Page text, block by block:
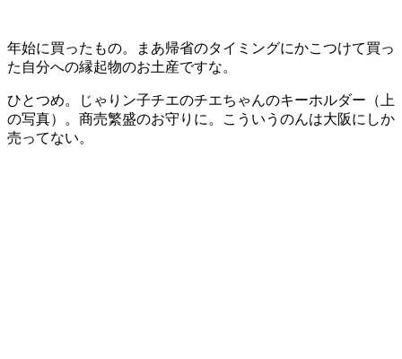
年始に買ったもの。まあ帰省のタイミングにかこつけて買っ
た自分への縁起物のお土産ですな。
ひとつめ。じゃりン子チエのチエちゃんのキーホルダー（上
の写真）。商売繁盛のお守りに。こういうのんは大阪にしか
売ってない。